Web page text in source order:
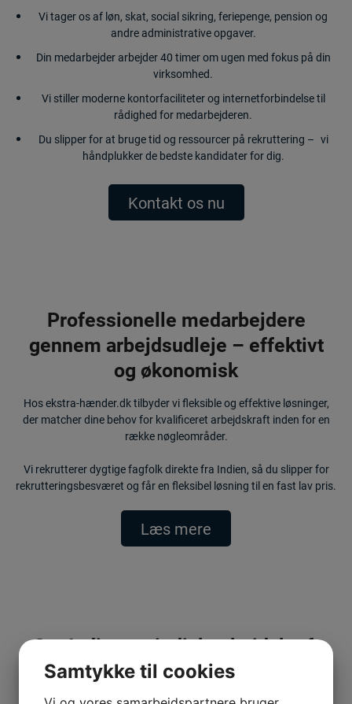
Vi tager os af løn, skat, social sikring, feriepenge, pension og
andre administrative opgaver.
Din medarbejder arbejder 40 timer om ugen med fokus på din
virksomhed.
Vi stiller moderne kontorfaciliteter og internetforbindelse til
rådighed for medarbejderen.
Du slipper for at bruge tid og ressourcer på rekruttering – vi
håndplukker de bedste kandidater for dig.
Kontakt os nu
Professionelle medarbejdere
gennem arbejdsudleje – effektivt
og økonomisk
Hos ekstra-hænder.dk tilbyder vi fleksible og effektive løsninger,
der matcher dine behov for kvalificeret arbejdskraft inden for en
række nøgleområder.
Vi rekrutterer dygtige fagfolk direkte fra Indien, så du slipper for
rekrutteringsbesværet og får en fleksibel løsning til en fast lav pris.
Læs mere
Om Indien og indisk arbejdskraft
Indien er verdens største demokrati og den mest folkerige nation
med over 1,4 milliarder mennesker. Landet er kendt for sin
Samtykke til cookies